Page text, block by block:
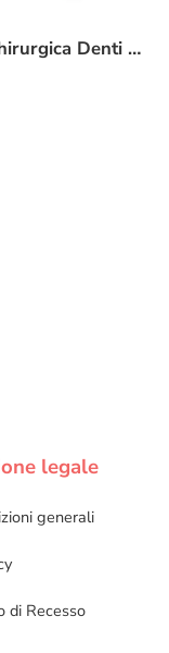
Cuffietta chirurgica Denti azzurro
legale
generali
di Recesso